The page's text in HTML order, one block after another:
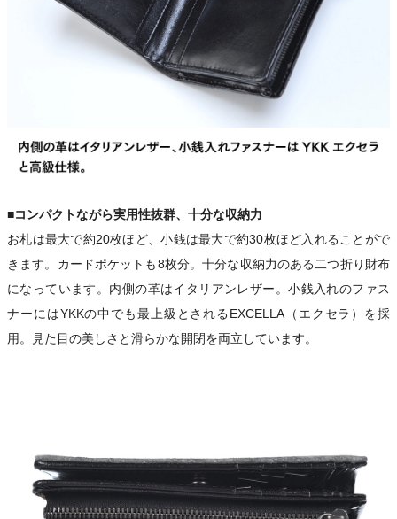
■コンパクトながら実用性抜群、十分な収納力
お札は最大で約20枚ほど、小銭は最大で約30枚ほど入れることがで
きます。カードポケットも8枚分。十分な収納力のある二つ折り財布
になっています。内側の革はイタリアンレザー。小銭入れのファス
ナーにはYKKの中でも最上級とされるEXCELLA（エクセラ）を採
用。見た目の美しさと滑らかな開閉を両立しています。